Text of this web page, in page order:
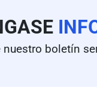
parcial
el embajador
estadounidense Ronald
operará a partir
nuestro boletín